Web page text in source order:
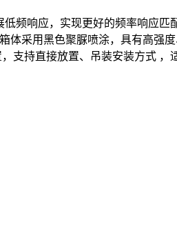
频响应，实现更好的频率响应匹
采用黑色聚脲喷涂，具有高强
支持直接放置、吊装安装方式 ，